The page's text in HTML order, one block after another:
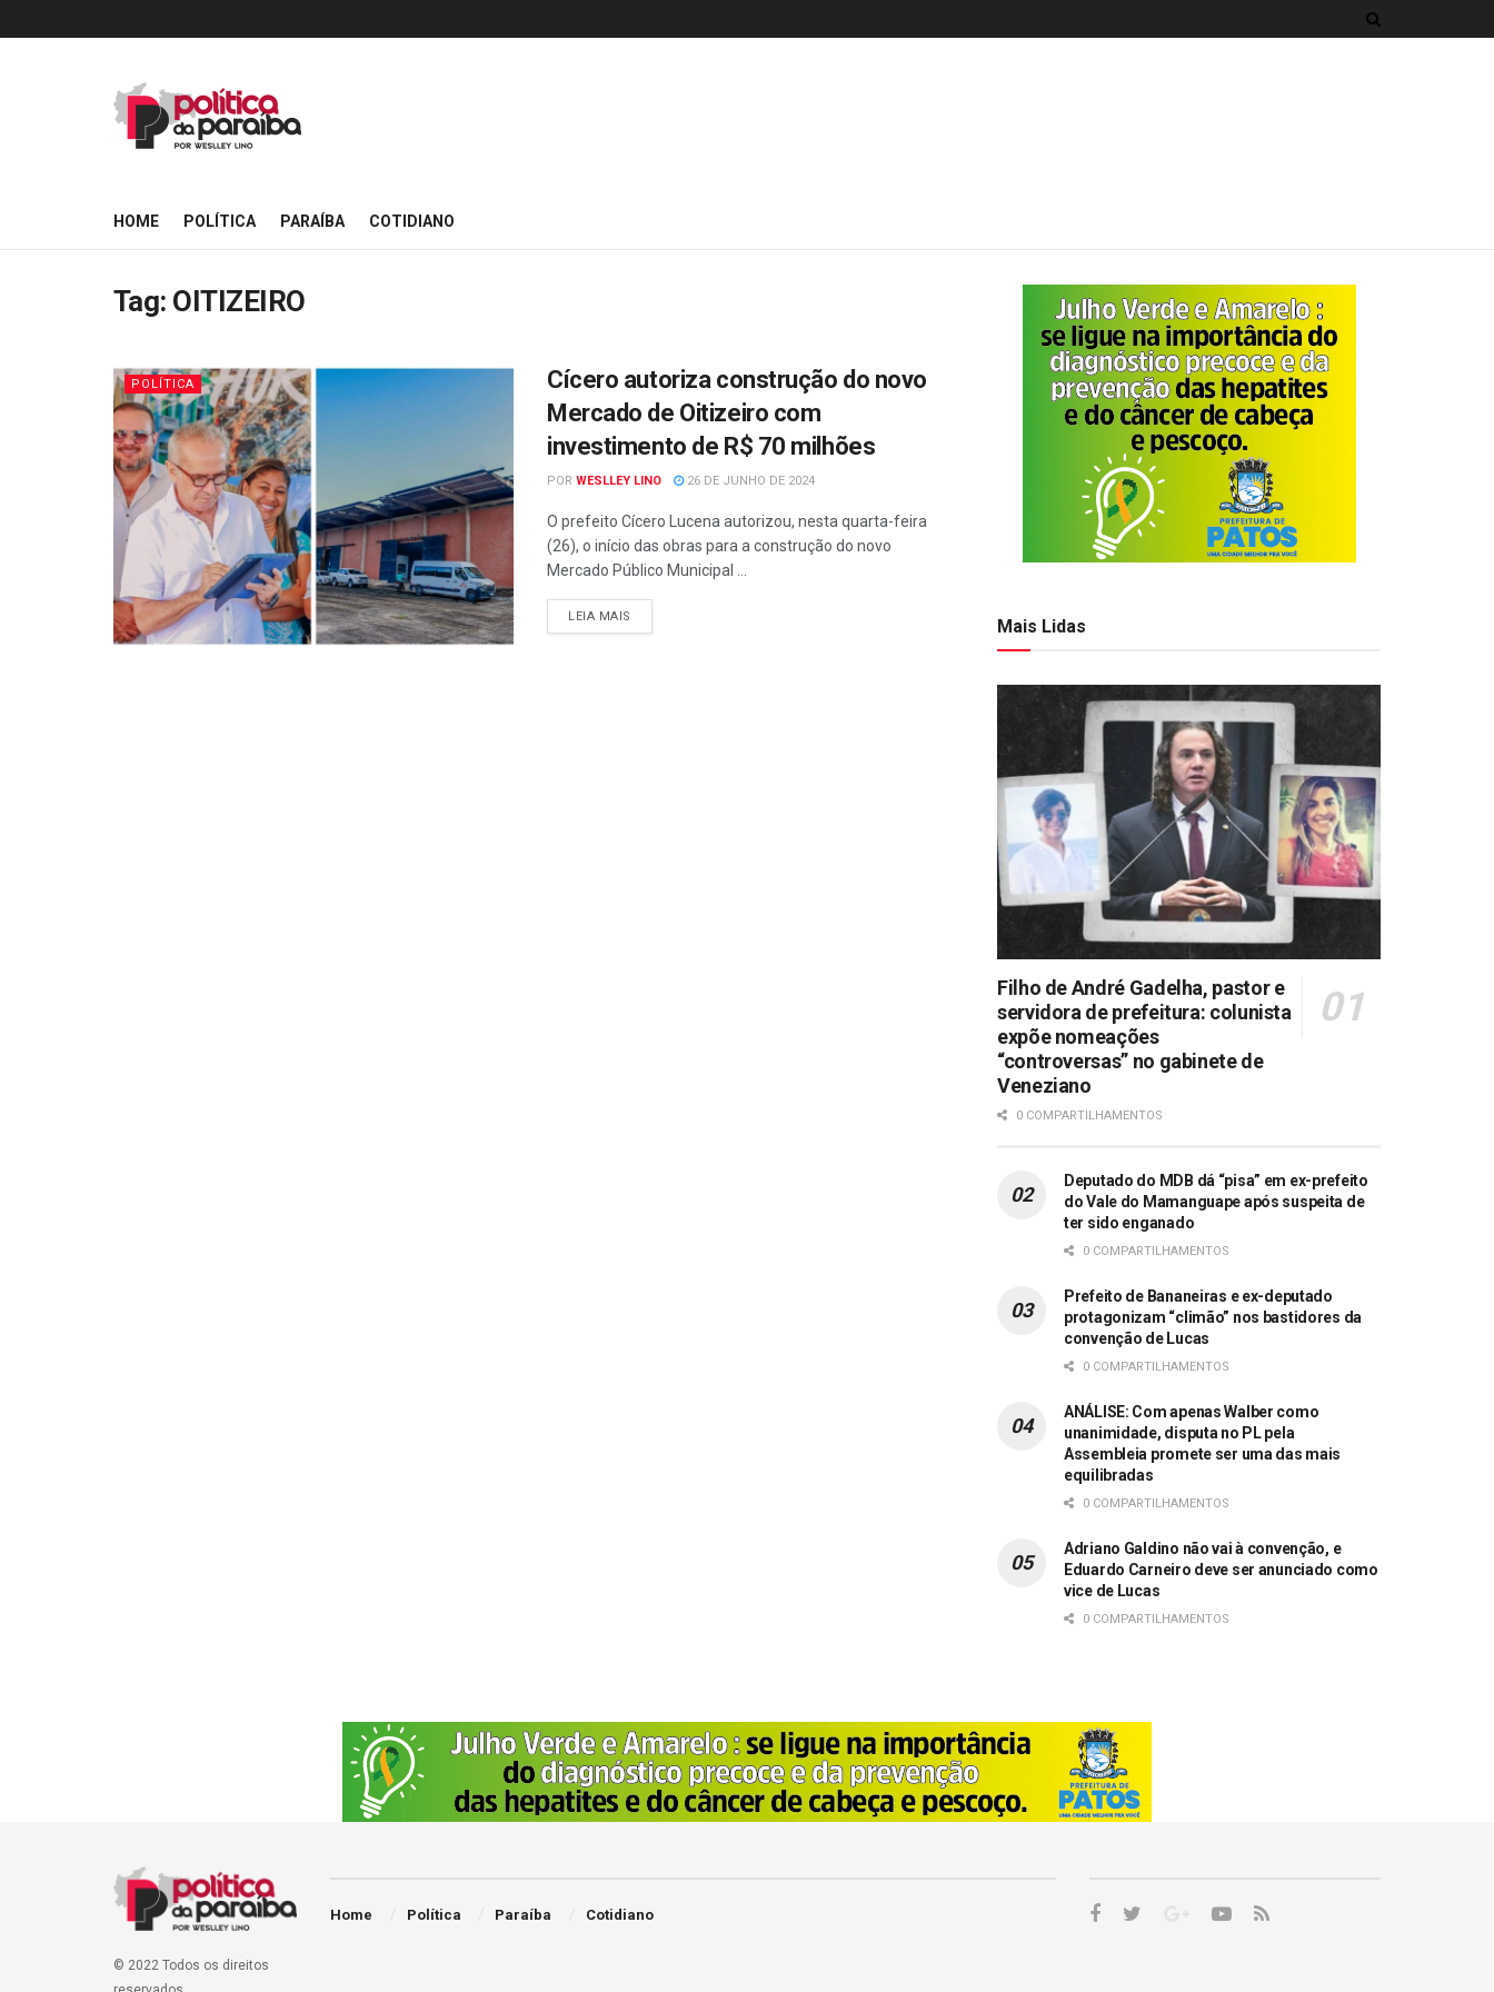
HOME POLÍTICA PARAÍBA COTIDIANO
Tag: OITIZEIRO
POLÍTICA
Cícero autoriza construção do novo
Mercado de Oitizeiro com
investimento de R$ 70 milhões
POR WESLLEY LINO 26 DE JUNHO DE 2024
O prefeito Cícero Lucena autorizou, nesta quarta-feira
(26), o início das obras para a construção do novo
Mercado Público Municipal ...
LEIA MAIS Mais Lidas
Filho de André Gadelha, pastor e
servidora de prefeitura: colunista
expõe nomeações
“controversas” no gabinete de
Veneziano
0 COMPARTILHAMENTOS
Deputado do MDB dá “pisa” em ex-prefeito
do Vale do Mamanguape após suspeita de
ter sido enganado
0 COMPARTILHAMENTOS
Prefeito de Bananeiras e ex-deputado
protagonizam “climão” nos bastidores da
convenção de Lucas
0 COMPARTILHAMENTOS
ANÁLISE: Com apenas Walber como
unanimidade, disputa no PL pela
Assembleia promete ser uma das mais
equilibradas
0 COMPARTILHAMENTOS
Adriano Galdino não vai à convenção, e
Eduardo Carneiro deve ser anunciado como
vice de Lucas
0 COMPARTILHAMENTOS
© 2022 Todos os direitos
Home Política Paraíba Cotidiano